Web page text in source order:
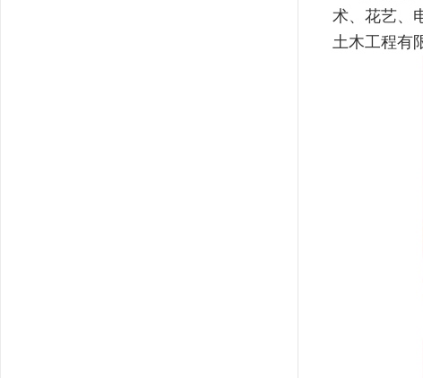
术、花艺、
土木工程有